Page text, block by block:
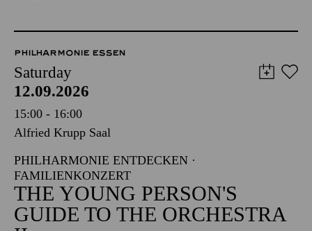
PHILHARMONIE ESSEN
Saturday
12.09.2026
15:00 - 16:00
Alfried Krupp Saal
PHILHARMONIE ENTDECKEN ·
FAMILIENKONZERT
THE YOUNG PERSON'S
GUIDE TO THE ORCHESTRA